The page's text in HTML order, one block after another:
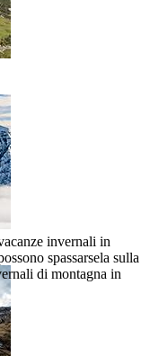
invernali in
spassarsela sulla
di montagna in